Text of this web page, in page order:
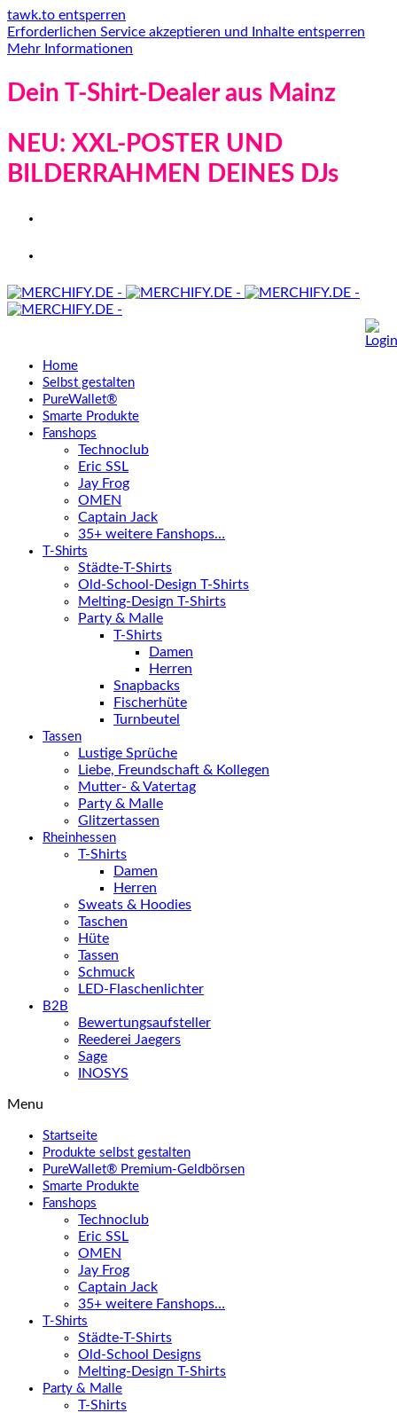
tawk.to entsperren
Erforderlichen Service akzeptieren und Inhalte entsperren
Mehr Informationen
Dein T-Shirt-Dealer aus Mainz
NEU: XXL-POSTER UND
BILDERRAHMEN DEINES DJs
Home
Selbst gestalten
PureWallet®
Smarte Produkte
Fanshops
Technoclub
Eric SSL
Jay Frog
OMEN
Captain Jack
35+ weitere Fanshops…
T-Shirts
Städte-T-Shirts
Old-School-Design T-Shirts
Melting-Design T-Shirts
Party & Malle
T-Shirts
Damen
Herren
Snapbacks
Fischerhüte
Turnbeutel
Tassen
Lustige Sprüche
Liebe, Freundschaft & Kollegen
Mutter- & Vatertag
Party & Malle
Glitzertassen
Rheinhessen
T-Shirts
Damen
Herren
Sweats & Hoodies
Taschen
Hüte
Tassen
Schmuck
LED-Flaschenlichter
B2B
Bewertungsaufsteller
Reederei Jaegers
Sage
INOSYS
Menu
Startseite
Produkte selbst gestalten
PureWallet® Premium-Geldbörsen
Smarte Produkte
Fanshops
Technoclub
Eric SSL
OMEN
Jay Frog
Captain Jack
35+ weitere Fanshops…
T-Shirts
Städte-T-Shirts
Old-School Designs
Melting-Design T-Shirts
Party & Malle
T-Shirts